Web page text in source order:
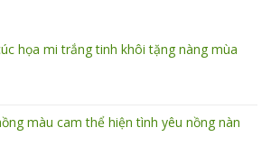
họa mi trắng tinh khôi tặng nàng mùa
màu cam thể hiện tình yêu nồng nàn